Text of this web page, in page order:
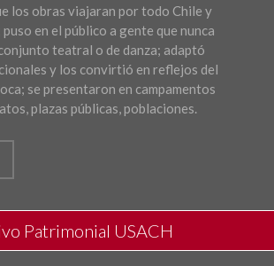
los obras viajaran por todo Chile y
en el público a gente que nunca
teatral o de danza; adaptó
y los convirtió en reflejos del
se presentaron en campamentos
plazas públicas, poblaciones.
Patrimonial USACH